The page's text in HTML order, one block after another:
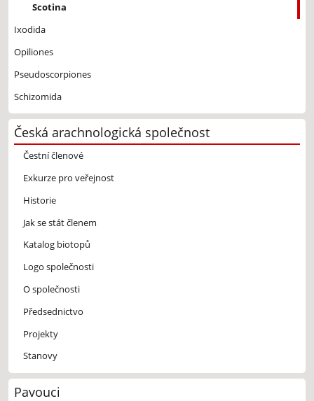
Scotina
Ixodida
Opiliones
Pseudoscorpiones
Schizomida
Česká arachnologická společnost
Čestní členové
Exkurze pro veřejnost
Historie
Jak se stát členem
Katalog biotopů
Logo společnosti
O společnosti
Předsednictvo
Projekty
Stanovy
Pavouci